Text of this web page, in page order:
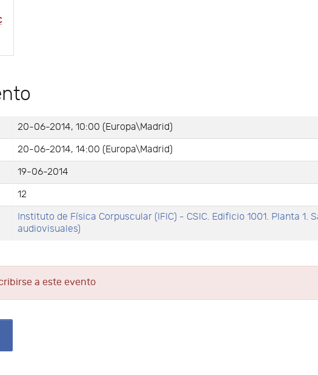
20-06-2014, 10:00 (Europa\Madrid)
20-06-2014, 14:00 (Europa\Madrid)
19-06-2014
12
Instituto de Física Corpuscular (IFIC) - CSIC. Edificio 1001. Planta 1.
audiovisuales)
a este evento